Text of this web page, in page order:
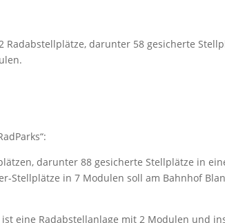
Radabstellplätze, darunter 58 gesicherte
darunter 88 gesicherte Stellplätze in
Stellplätze in 7 Modulen soll am Bahnhof
eine Radabstellanlage mit 2 Modulen und